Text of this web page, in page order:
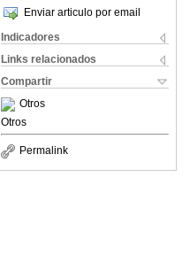
Enviar articulo por email
Indicadores
Links relacionados
Compartir
Otros
Otros
Permalink